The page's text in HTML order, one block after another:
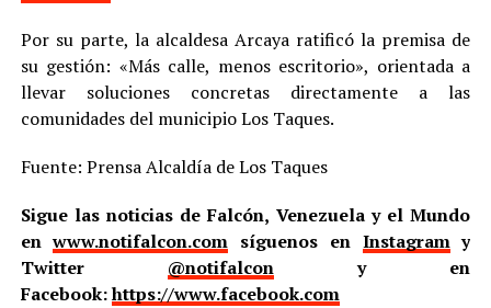
Por su parte, la alcaldesa Arcaya ratificó la premisa de
su gestión: «Más calle, menos escritorio», orientada a
llevar soluciones concretas directamente a las
comunidades del municipio Los Taques.
Fuente: Prensa Alcaldía de Los Taques
Sigue las noticias de Falcón, Venezuela y el Mundo
enwww.notifalcon.com síguenos en Instagramy
Twitter @notifalcony en
Facebook:https://www.facebook.com